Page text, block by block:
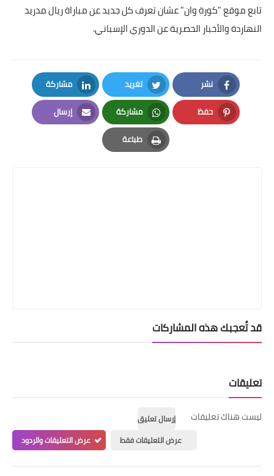
تابع موقع "كورة وان" عشان تعرف كل جديد عن مباراة ريال مدريد
النهاردة والأخبار الحصرية عن الدوري الإسباني.
نشر
Facebook
تغريد
Twitter
مشاركة
LinkedIn
حفظ
Pinterest
مشاركة
Whatsapp
إرسال
Email
طباعة
Print
قد تُعجبك هذه المشاركات
تعليقات
ليست هناك تعليقات
إرسال تعليق
عرض التعليقات فقط
عرض التعليقات والردود